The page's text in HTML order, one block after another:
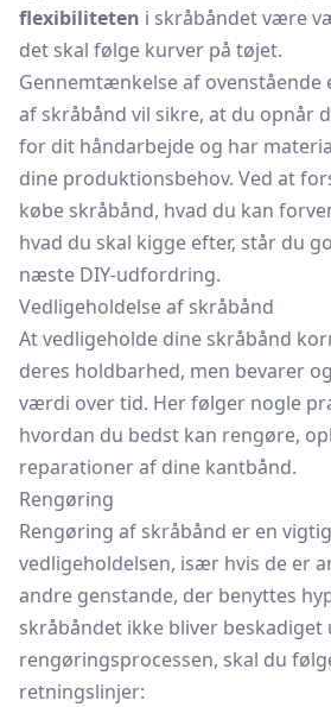
flexibiliteten i skråbåndet være
det skal følge kurver på tøjet.
Gennemtænkelse af ovenstående
af skråbånd vil sikre, at du opnår
for dit håndarbejde og har
dine produktionsbehov. Ved at
købe skråbånd, hvad du kan
hvad du skal kigge efter, står du
næste DIY-udfordring.
Vedligeholdelse af skråbånd
At vedligeholde dine skråbånd
deres holdbarhed, men bevarer
værdi over tid. Her følger nogle
hvordan du bedst kan rengøre,
reparationer af dine kantbånd.
Rengøring
Rengøring af skråbånd er en
vedligeholdelsen, især hvis de er
andre genstande, der benyttes
skråbåndet ikke bliver beskadiget
rengøringsprocessen, skal du
retningslinjer: